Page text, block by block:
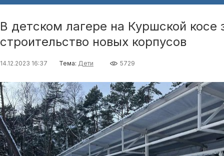
В детском лагере на Куршской косе
строительство новых корпусов
14.12.2023 16:37 Тема: Дети 5729